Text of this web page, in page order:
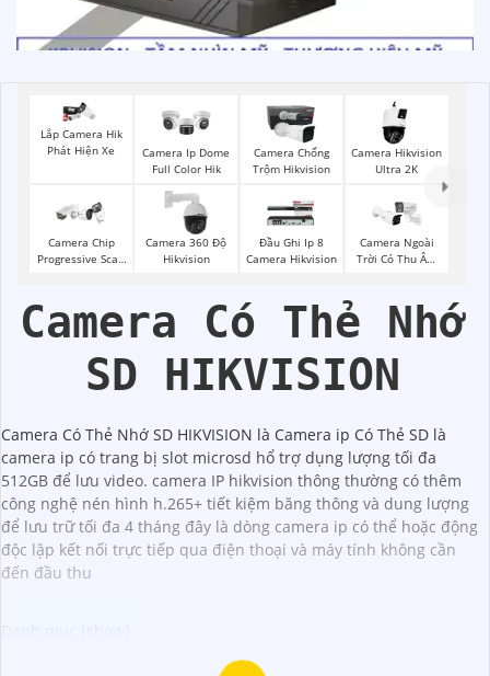
Lắp Camera Hik
Phát Hiện Xe
Camera Ip Dome
Full Color Hik
Camera Chống
Trộm Hikvision
Camera Hikvision
Ultra 2K
Camera Chip
Progressive Scan
Camera 360 Độ
Hikvision
Đầu Ghi Ip 8
Camera Hikvision
Camera Ngoài
Trời Có Thu Âm
Camera Có Thẻ Nhớ
SD HIKVISION
Camera Có Thẻ Nhớ SD HIKVISION là Camera ip Có Thẻ SD là
camera ip có trang bị slot microsd hổ trợ dụng lượng tối đa
512GB để lưu video. camera IP hikvision thông thường có thêm
công nghệ nén hình h.265+ tiết kiệm băng thông và dung lượng
để lưu trữ tối đa 4 tháng đây là dòng camera ip có thể hoặc động
độc lập kết nối trực tiếp qua điện thoại và máy tính không cần
đến đầu thu